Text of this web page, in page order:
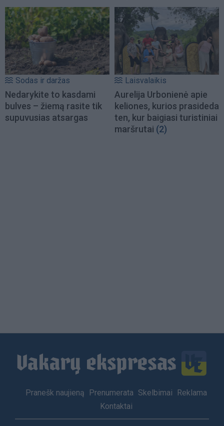
Sodas ir daržas
Nedarykite to kasdami
bulves – žiemą rasite tik
supuvusias atsargas
Laisvalaikis
Aurelija Urbonienė apie
keliones, kurios prasideda
ten, kur baigiasi turistiniai
maršrutai (2)
Footer
Pranešk naujieną Prenumerata Skelbimai
Reklama
Kontaktai